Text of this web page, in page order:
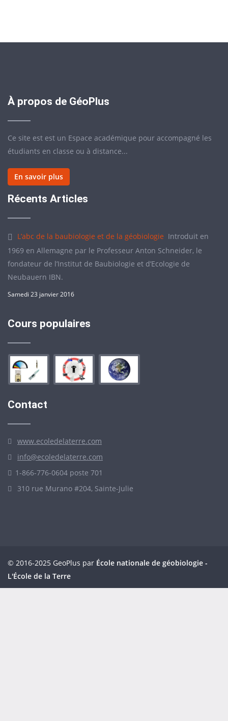
À propos de GéoPlus
Ce site est est un Espace académique pour accompagné les
étudiants en classe ou à distance...
En savoir plus
Récents Articles
L’abc de la baubiologie et de la géobiologie Introduit en
1969 en Allemagne par le Professeur Anton Schneider, le
fondateur de l’Institut de Baubiologie et d’Ecologie de
Neubauern IBN.
Samedi 23 janvier 2016
Cours populaires
Contact
www.ecoledelaterre.com
info@ecoledelaterre.com
1-866-776-0604 poste 701
310 rue Murano #204, Sainte-Julie
© 2016-2025 GeoPlus par École nationale de géobiologie -
L'École de la Terre